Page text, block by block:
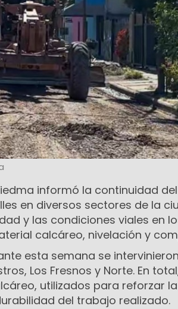
informó la continuidad
en diversos sectores de la
y las condiciones viales en
calcáreo, nivelación y
esta semana se
Los Fresnos y Norte. En
utilizados para reforzar
del trabajo realizado.